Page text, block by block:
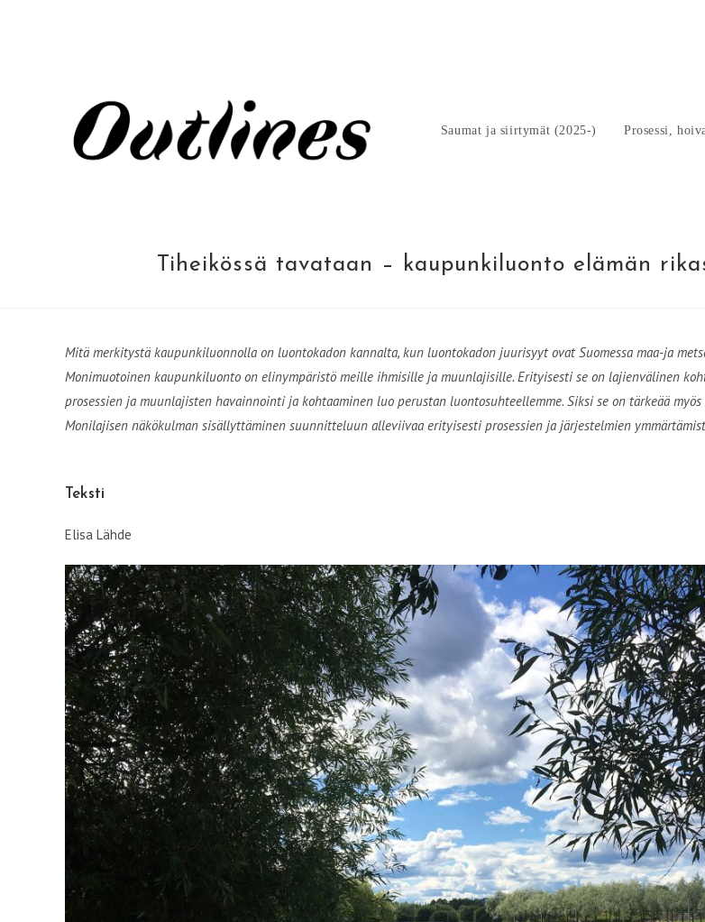
Saumat ja siirtymät (2025-) Prosessi,
Tiheikössä tavataan – kaupunkiluonto elämän
Mitä merkitystä kaupunkiluonnolla on luontokadon kannalta, kun luontokadon juurisyyt ovat Suomessa maa-ja
Monimuotoinen kaupunkiluonto on elinympäristö meille ihmisille ja muunlajisille. Erityisesti se on lajienvälinen
prosessien ja muunlajisten havainnointi ja kohtaaminen luo perustan luontosuhteellemme. Siksi se on tärkeää
Monilajisen näkökulman sisällyttäminen suunnitteluun alleviivaa erityisesti prosessien ja järjestelmien
Teksti
Elisa Lähde